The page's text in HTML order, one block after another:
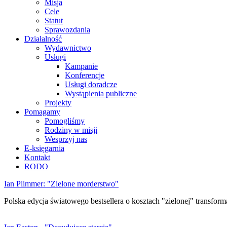
Misja
Cele
Statut
Sprawozdania
Działalność
Wydawnictwo
Usługi
Kampanie
Konferencje
Usługi doradcze
Wystąpienia publiczne
Projekty
Pomagamy
Pomogliśmy
Rodziny w misji
Wesprzyj nas
E-księgarnia
Kontakt
RODO
Ian Plimmer: "Zielone morderstwo"
Polska edycja światowego bestsellera o kosztach "zielonej"